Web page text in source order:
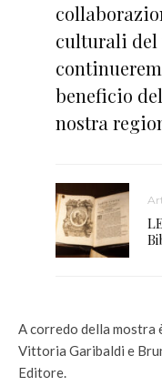
culturali
beneficio
nostra
A corredo della mostra
Vittoria Garibaldi e
Editore.